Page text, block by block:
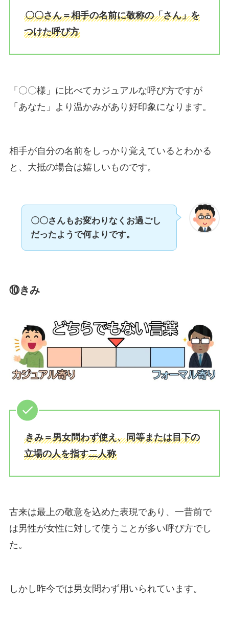
〇〇さん＝相手の名前に敬称の「さん」を
つけた呼び方
「〇〇様」に比べてカジュアルな呼び方ですが
「あなた」より温かみがあり好印象になります。
相手が自分の名前をしっかり覚えているとわかる
と、大抵の場合は嬉しいものです。
〇〇さんもお変わりなくお過ごし
だったようで何よりです。
⑩きみ
きみ＝男女問わず使え、同等または目下の
立場の人を指す二人称
古来は最上の敬意を込めた表現であり、一昔前で
は男性が女性に対して使うことが多い呼び方でし
た。
しかし昨今では男女問わず用いられています。